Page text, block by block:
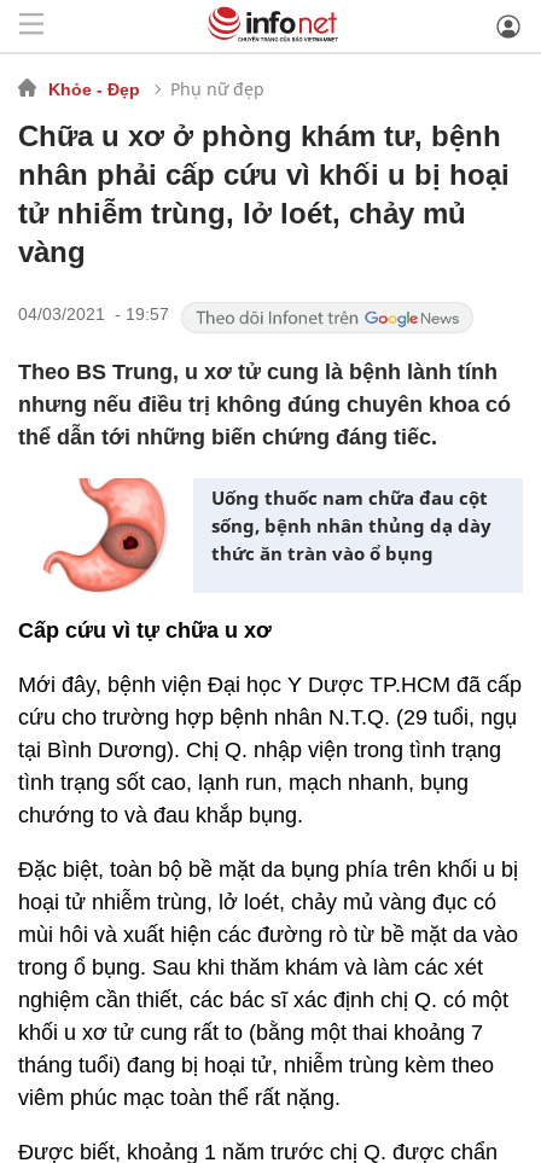
Khỏe - Đẹp Phụ nữ đẹp
Chữa u xơ ở phòng khám tư, bệnh
nhân phải cấp cứu vì khối u bị hoại
tử nhiễm trùng, lở loét, chảy mủ
vàng
04/03/2021 - 19:57
Theo BS Trung, u xơ tử cung là bệnh lành tính
nhưng nếu điều trị không đúng chuyên khoa có
thể dẫn tới những biến chứng đáng tiếc.
Uống thuốc nam chữa đau cột
sống, bệnh nhân thủng dạ dày
thức ăn tràn vào ổ bụng
Cấp cứu vì tự chữa u xơ
Mới đây, bệnh viện Đại học Y Dược TP.HCM đã cấp
cứu cho trường hợp bệnh nhân N.T.Q. (29 tuổi, ngụ
tại Bình Dương). Chị Q. nhập viện trong tình trạng
tình trạng sốt cao, lạnh run, mạch nhanh, bụng
chướng to và đau khắp bụng.
Đặc biệt, toàn bộ bề mặt da bụng phía trên khối u bị
hoại tử nhiễm trùng, lở loét, chảy mủ vàng đục có
mùi hôi và xuất hiện các đường rò từ bề mặt da vào
trong ổ bụng. Sau khi thăm khám và làm các xét
nghiệm cần thiết, các bác sĩ xác định chị Q. có một
khối u xơ tử cung rất to (bằng một thai khoảng 7
tháng tuổi) đang bị hoại tử, nhiễm trùng kèm theo
viêm phúc mạc toàn thể rất nặng.
Được biết, khoảng 1 năm trước chị Q. được chẩn